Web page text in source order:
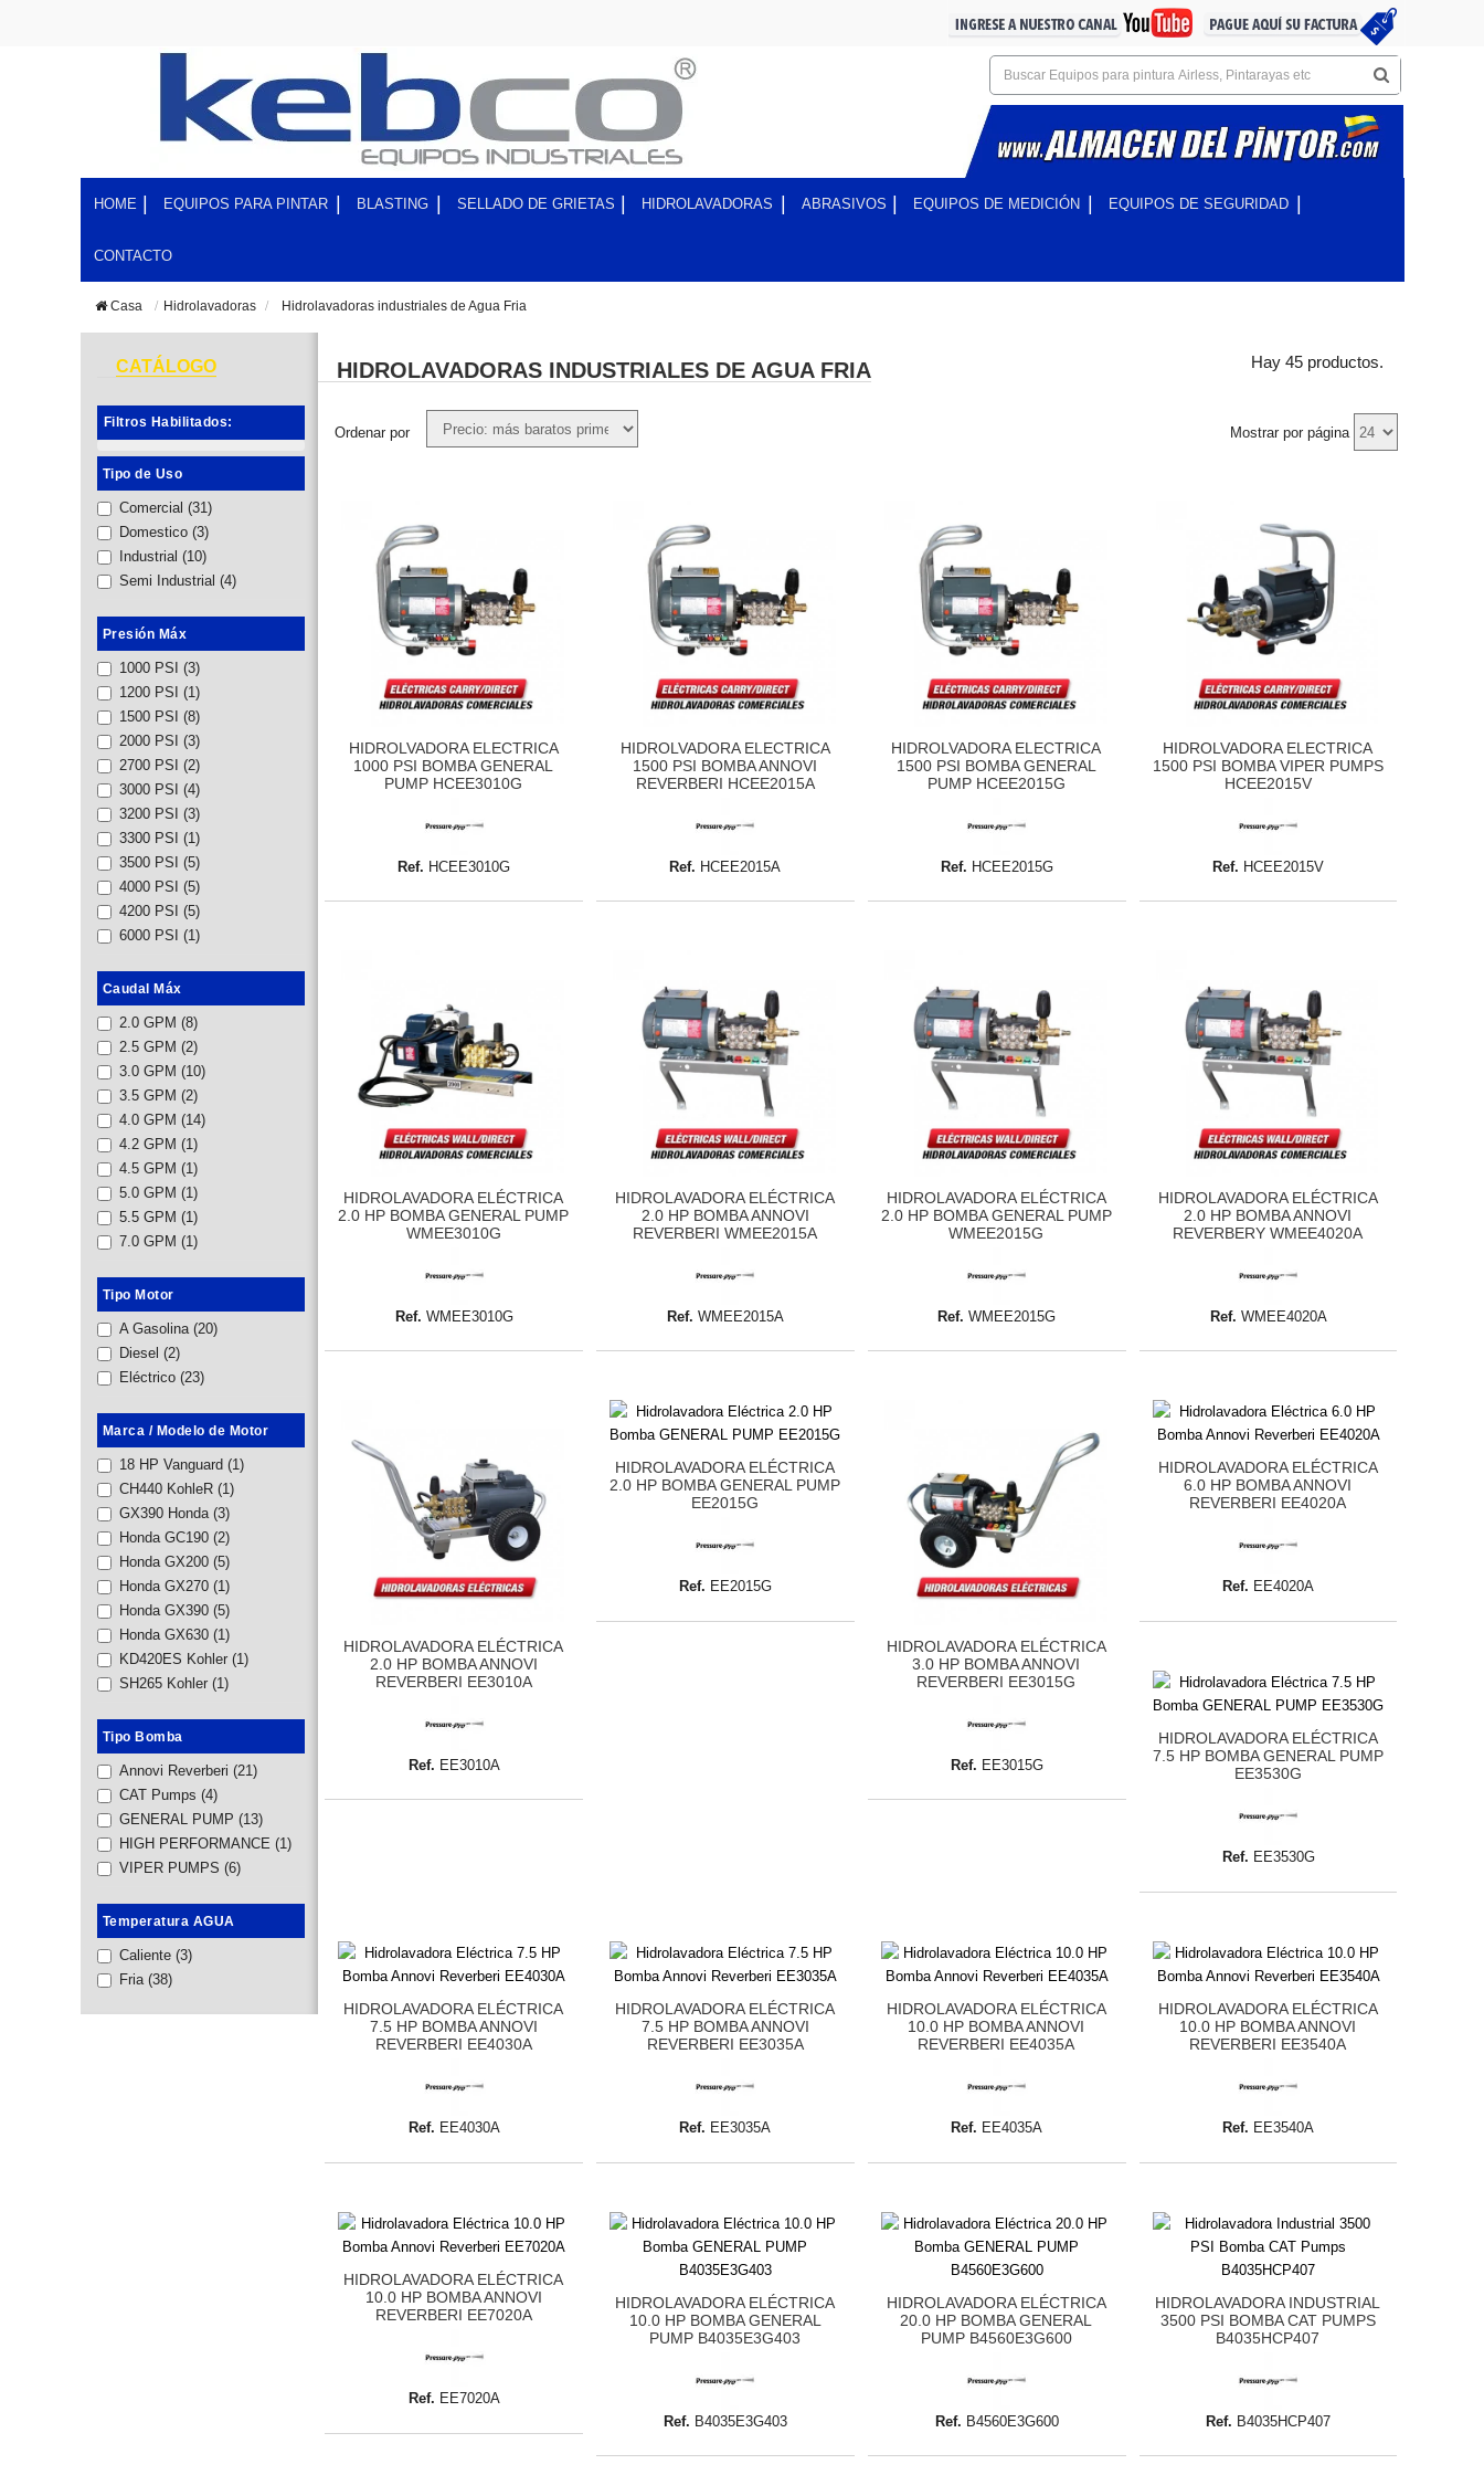
HOME EQUIPOS PARA PINTAR BLASTING SELLADO DE GRIETAS HIDROLAVADORAS ABRASIVOS EQUIPOS DE MEDICIÓN EQUIPOS DE SEGURIDAD
CONTACTO
Casa Hidrolavadoras > Hidrolavadoras industriales de Agua Fria
CATÁLOGO
Filtros Habilitados:
Tipo de Uso
Comercial (31)
Domestico(3)
Industrial (10)
Semi Industrial (4)
Presión Máx
1000 PSI (3)
1200 PSI (1)
1500 PSI (8)
2000 PSI (3)
2700 PSI (2)
3000 PSI (4)
3200 PSI (3)
3300 PSI (1)
3500 PSI (5)
4000 PSI (5)
4200 PSI (5)
6000 PSI (1)
Caudal Máx
2.0 GPM (8)
2.5 GPM (2)
3.0 GPM (10)
3.5 GPM (2)
4.0 GPM (14)
4.2 GPM (1)
4.5 GPM (1)
5.0 GPM (1)
5.5 GPM (1)
7.0 GPM (1)
Tipo Motor
A Gasolina(20)
Diesel (2)
Eléctrico(23)
Marca / Modelo de Motor
18 HP Vanguard (1)
CH440 KohleR(1)
GX390 Honda(3)
Honda GC190(2)
Honda GX200(5)
Honda GX270(1)
Honda GX390(5)
Honda GX630(1)
KD420ES Kohler(1)
SH265 Kohler(1)
Tipo Bomba
Annovi Reverberi (21)
CAT Pumps (4)
GENERAL PUMP (13)
HIGH PERFORMANCE (1)
VIPER PUMPS (6)
Temperatura AGUA
Caliente(3)
Fria(38)
Hay 45 productos.
HIDROLAVADORAS INDUSTRIALES DE AGUA FRIA
Ordenar por Mostrar por página
HIDROLVADORA ELECTRICA
1000 PSI BOMBA GENERAL
PUMP HCEE3010G
Ref. HCEE3010G
HIDROLVADORA ELECTRICA
1500 PSI BOMBA ANNOVI
REVERBERI HCEE2015A
Ref. HCEE2015A
HIDROLVADORA ELECTRICA
1500 PSI BOMBA GENERAL
PUMP HCEE2015G
Ref. HCEE2015G
HIDROLVADORA ELECTRICA
1500 PSI BOMBA VIPER PUMPS
HCEE2015V
Ref. HCEE2015V
HIDROLAVADORA ELÉCTRICA
2.0 HP BOMBA GENERAL PUMP
WMEE3010G
Ref. WMEE3010G
HIDROLAVADORA ELÉCTRICA
2.0 HP BOMBA ANNOVI
REVERBERI WMEE2015A
Ref. WMEE2015A
HIDROLAVADORA ELÉCTRICA
2.0 HP BOMBA GENERAL PUMP
WMEE2015G
Ref. WMEE2015G
HIDROLAVADORA ELÉCTRICA
2.0 HP BOMBA ANNOVI
REVERBERY WMEE4020A
Ref. WMEE4020A
HIDROLAVADORA ELÉCTRICA
2.0 HP BOMBA ANNOVI
REVERBERI EE3010A
Ref. EE3010A
HIDROLAVADORA ELÉCTRICA
2.0 HP BOMBA GENERAL PUMP
EE2015G
Ref. EE2015G
HIDROLAVADORA ELÉCTRICA
3.0 HP BOMBA ANNOVI
REVERBERI EE3015G
Ref. EE3015G
HIDROLAVADORA ELÉCTRICA
6.0 HP BOMBA ANNOVI
REVERBERI EE4020A
Ref. EE4020A
HIDROLAVADORA ELÉCTRICA
7.5 HP BOMBA GENERAL PUMP
EE3530G
Ref. EE3530G
HIDROLAVADORA ELÉCTRICA
7.5 HP BOMBA ANNOVI
REVERBERI EE4030A
Ref. EE4030A
HIDROLAVADORA ELÉCTRICA
7.5 HP BOMBA ANNOVI
REVERBERI EE3035A
Ref. EE3035A
HIDROLAVADORA ELÉCTRICA
10.0 HP BOMBA ANNOVI
REVERBERI EE4035A
Ref. EE4035A
HIDROLAVADORA ELÉCTRICA
10.0 HP BOMBA ANNOVI
REVERBERI EE3540A
Ref. EE3540A
HIDROLAVADORA ELÉCTRICA
10.0 HP BOMBA ANNOVI
REVERBERI EE7020A
Ref. EE7020A
HIDROLAVADORA ELÉCTRICA
10.0 HP BOMBA GENERAL
PUMP B4035E3G403
Ref. B4035E3G403
HIDROLAVADORA ELÉCTRICA
20.0 HP BOMBA GENERAL
PUMP B4560E3G600
Ref. B4560E3G600
HIDROLAVADORA INDUSTRIAL
3500 PSI BOMBA CAT PUMPS
B4035HCP407
Ref. B4035HCP407